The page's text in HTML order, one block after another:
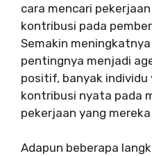
cara mencari
kontribusi pada
Semakin
pentingnya menjadi
positif, banyak individu
kontribusi nyata pada
pekerjaan yang
Adapun beberapa